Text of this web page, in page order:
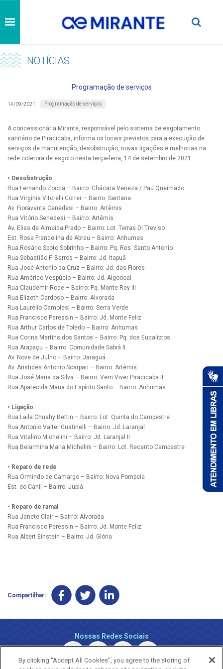
NOTÍCIAS
Programação de serviços
14/09/2021 Programação de serviços
A concessionária Mirante, responsável pelo sistema de esgotamento
sanitário de Piracicaba, informa os locais previstos para a execução de
serviços de manutenção, desobstrução, novas ligações e melhorias na
rede coletora de esgoto nesta terça-feira, 14 de setembro de 2021.
• Desobstrução
Rua Fernando Zocca – Bairro: Chácara Veneza / Pau Queimado
Rua Virgínia Vitorelli Correr – Bairro: Santana
Av. Fioravante Cenedesi – Bairro: Artêmis
Rua Vitório Senedesi – Bairro: Artêmis
Av. Elias de Almeida Prado – Bairro: Lot. Terras Di Treviso
Est. Rosa Francelina de Abreu – Bairro: Anhumas
Rua Rosário Spoto Sobrinho – Bairro: Pq. Res. Santo Antonio
Rua Sebastião F. Barros – Bairro: Jd. Itapuã
Rua José Antonio da Cruz – Bairro: Jd. das Flores
Rua Américo Vespúcio – Bairro: Jd. Algodoal
Rua Claudemir Rode – Bairro: Pq. Monte Rey III
Rua Elizeth Cardoso – Bairro: Alvorada
Rua Laurélio Camolesi – Bairro: Serra Verde
Rua Francisco Peressin – Bairro: Jd. Monte Feliz
Rua Arthur Carlos de Toledo – Bairro: Anhumas
Rua Corina Martins dos Santos – Bairro: Pq. dos Eucaliptos
Rua Arapaçu – Bairro: Comunidade Sabiá II
Av. Nove de Julho – Bairro: Jaraguá
Av. Aristides Antonio Scarpari – Bairro: Artêmis
Rua José Maria da Silva – Bairro: Vem Viver Piracicaba II
Rua Aparecida Maria do Espírito Santo – Bairro: Anhumas
• Ligação
Rua Laila Chuahy Bettin – Bairro: Lot. Quinta do Campestre
Rua Antonio Valter Gustinelli – Bairro: Jd. Laranjal
Rua Vitalino Michelini – Bairro: Jd. Laranjal II
Rua Belarmina Maria Michelini – Bairro: Lot. Recanto Campestre
• Reparo de rede
Rua Ormindo de Camargo – Bairro: Nova Pompeia
Est. do Canil – Bairro: Jupiá
• Reparo de ramal
Rua Janete Clair – Bairro: Alvorada
Rua Francisco Peressin – Bairro: Jd. Monte Feliz
Rua Albert Einstein – Bairro: Jd. Glória
Compartilhar:
Nossas Redes Sociais
By clicking “Accept All Cookies”, you agree to the storing of